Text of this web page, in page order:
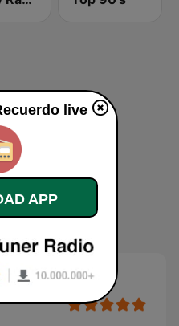
live
live
APP